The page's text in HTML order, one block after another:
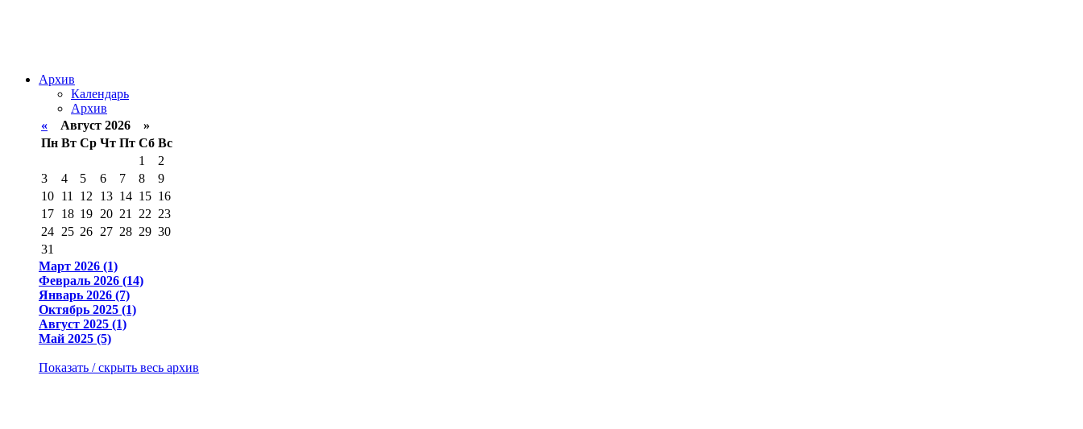
Архив
Календарь
Архив
« Август 2026 »
Пн Вт Ср Чт Пт Сб Вс
1
2
3
4 5 6 7 8
9
10 11 12 13 14 15 16
17 18 19 20 21 22 23
24 25 26 27 28 29 30
31
Март 2026 (1)
Февраль 2026 (14)
Январь 2026 (7)
Октябрь 2025 (1)
Август 2025 (1)
Май 2025 (5)
Показать / скрыть весь архив